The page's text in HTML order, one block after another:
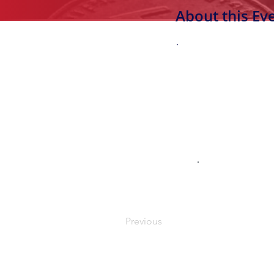
About this
.
.
Previous